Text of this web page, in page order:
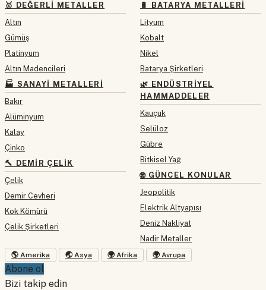
🥇 DEĞERLI METALLER
Altın
Gümüş
Platinyum
Altın Madencileri
🏭 SANAYI METALLERI
Bakır
Alüminyum
Kalay
Çinko
🔨 DEMIR ÇELIK
Çelik
Demir Cevheri
Kok Kömürü
Çelik Şirketleri
🔋 BATARYA METALLERI
Lityum
Kobalt
Nikel
Batarya Şirketleri
🌿 ENDÜSTRIYEL
HAMMADDELER
Kauçuk
Selüloz
Gübre
Bitkisel Yağ
🌐 GÜNCEL KONULAR
Jeopolitik
Elektrik Altyapısı
Deniz Nakliyat
Nadir Metaller
🌎 Amerika 🌏 Asya 🌍 Afrika 🌍 Avrupa
Abone ol
Bizi takip edin